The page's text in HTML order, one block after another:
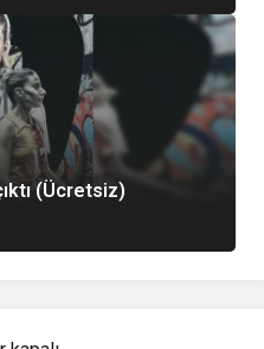
(Ücretsiz)